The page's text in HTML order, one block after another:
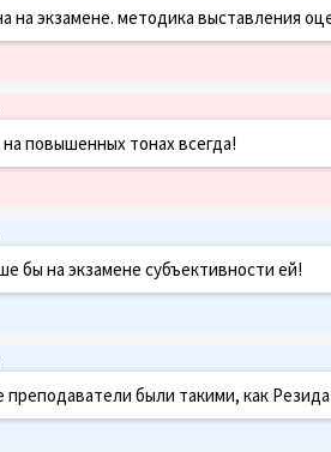
на экзамене. методика выставления
на повышенных тонах всегда!
бы на экзамене субъективности ей!
преподаватели были такими, как